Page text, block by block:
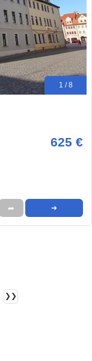
1 / 8
625 €
➦ ➜
❯❯